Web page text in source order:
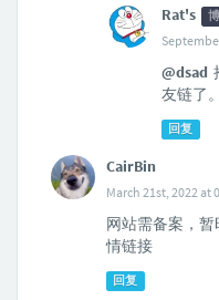
Rat's
@dsad
友链了。
回复
CairBin
March 21st, 2022 at
网站需备案，
情链接
回复